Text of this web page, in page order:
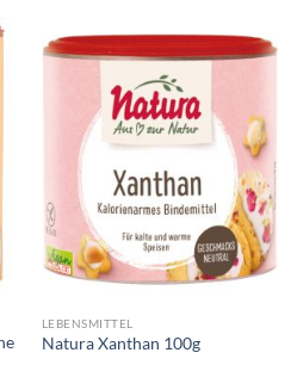
LEBENSMITTEL
Natura Xanthan 100g